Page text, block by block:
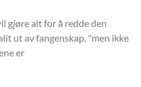
gjøre alt for å redde den
ut av fangenskap, "men ikke
er